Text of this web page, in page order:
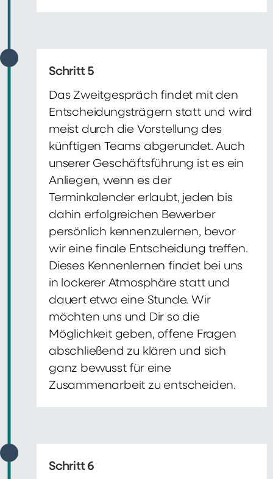
Schritt 5
Das Zweitgespräch findet mit den
Entscheidungsträgern statt und wird
meist durch die Vorstellung des
künftigen Teams abgerundet. Auch
unserer Geschäftsführung ist es ein
Anliegen, wenn es der
Terminkalender erlaubt, jeden bis
dahin erfolgreichen Bewerber
persönlich kennenzulernen, bevor
wir eine finale Entscheidung treffen.
Dieses Kennenlernen findet bei uns
in lockerer Atmosphäre statt und
dauert etwa eine Stunde. Wir
möchten uns und Dir so die
Möglichkeit geben, offene Fragen
abschließend zu klären und sich
ganz bewusst für eine
Zusammenarbeit zu entscheiden.
Schritt 6